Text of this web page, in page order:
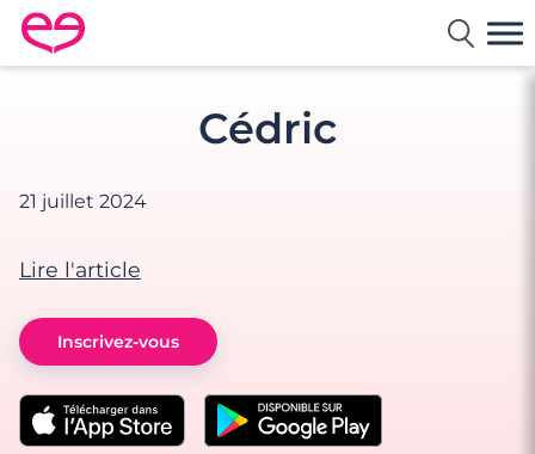
Rencontre en France avec Meetic
Cédric
21 juillet 2024
Lire l'article
Inscrivez-vous